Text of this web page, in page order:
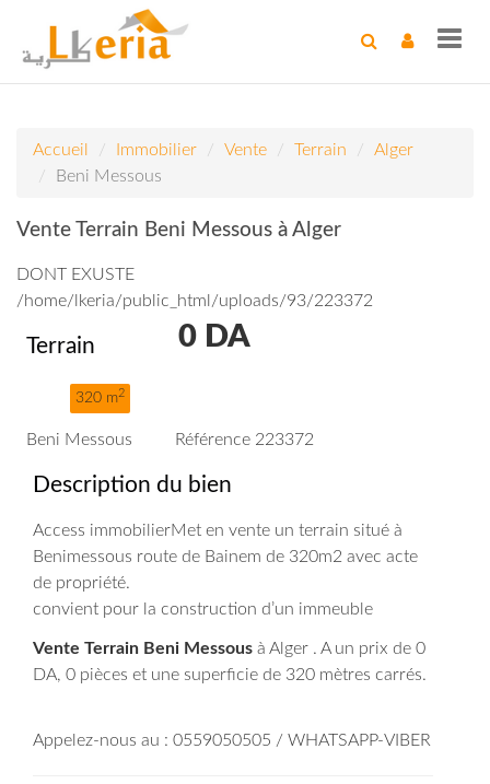
Accueil Immobilier Vente Terrain
Alger
Beni Messous
Vente Terrain Beni Messous à Alger
DONT EXUSTE
/home/lkeria/public_html/uploads/93/223372
Terrain
320 m2
0 DA
Beni Messous Référence 223372
Description du bien
Access immobilierMet en vente un terrain situé à
Benimessous route de Bainem de 320m2 avec acte
de propriété.
convient pour la construction d’un immeuble
Vente Terrain Beni Messous à Alger . A un prix de 0
DA, 0 pièces et une superficie de 320 mètres carrés.
Appelez-nous au : 0559050505 / WHATSAPP-VIBER